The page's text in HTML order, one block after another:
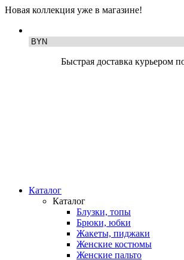
Новая коллекция уже в магазине!
Быстрая доставка курьером
Каталог
Каталог
Блузки, топы
Брюки, юбки
Жакеты, пиджаки
Женские костюмы
Женские пальто